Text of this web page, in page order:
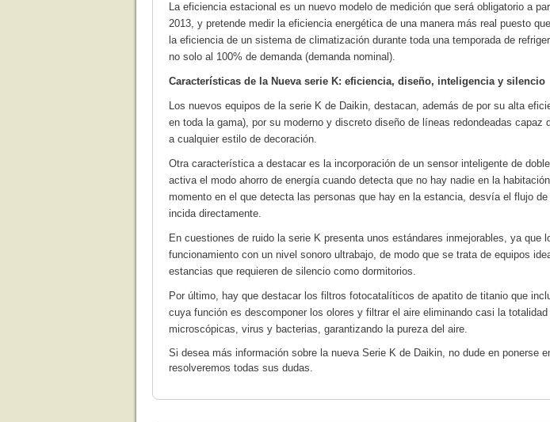
La eficiencia estacional es un nuevo modelo de medición que será obligatorio a
2013, y pretende medir la eficiencia energética de una manera más real puesto
la eficiencia de un sistema de climatización durante toda una temporada de
no solo al 100% de demanda (demanda nominal).
Características de la Nueva serie K: eficiencia, diseño, inteligencia y silencio
Los nuevos equipos de la serie K de Daikin, destacan, además de por su alta
en toda la gama), por su moderno y discreto diseño de líneas redondeadas capaz
a cualquier estilo de decoración.
Otra característica a destacar es la incorporación de un sensor inteligente de
activa el modo ahorro de energía cuando detecta que no hay nadie en la
momento en el que detecta las personas que hay en la estancia, desvía el flujo de
incida directamente.
En cuestiones de ruido la serie K presenta unos estándares inmejorables, ya que
funcionamiento con un nivel sonoro ultrabajo, de modo que se trata de equipos
estancias que requieren de silencio como dormitorios.
Por último, hay que destacar los filtros fotocatalíticos de apatito de titanio que
cuya función es descomponer los olores y filtrar el aire eliminando casi la
microscópicas, virus y bacterias, garantizando la pureza del aire.
Si desea más información sobre la nueva Serie K de Daikin, no dude en ponerse
resolveremos todas sus dudas.